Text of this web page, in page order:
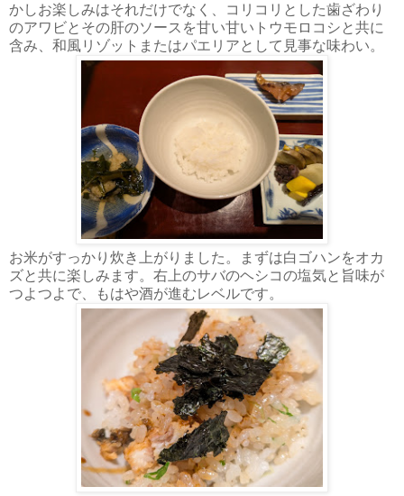
かしお楽しみはそれだけでなく、コリコリとした歯ざわり
のアワビとその肝のソースを甘い甘いトウモロコシと共に
含み、和風リゾットまたはパエリアとして見事な味わい。
お米がすっかり炊き上がりました。まずは白ゴハンをオカ
ズと共に楽しみます。右上のサバのヘシコの塩気と旨味が
つよつよで、もはや酒が進むレベルです。